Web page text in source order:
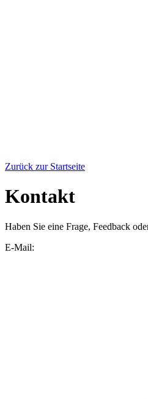
Zurück zur Startseite
Kontakt
Haben Sie eine Frage, Feedback
E-Mail: